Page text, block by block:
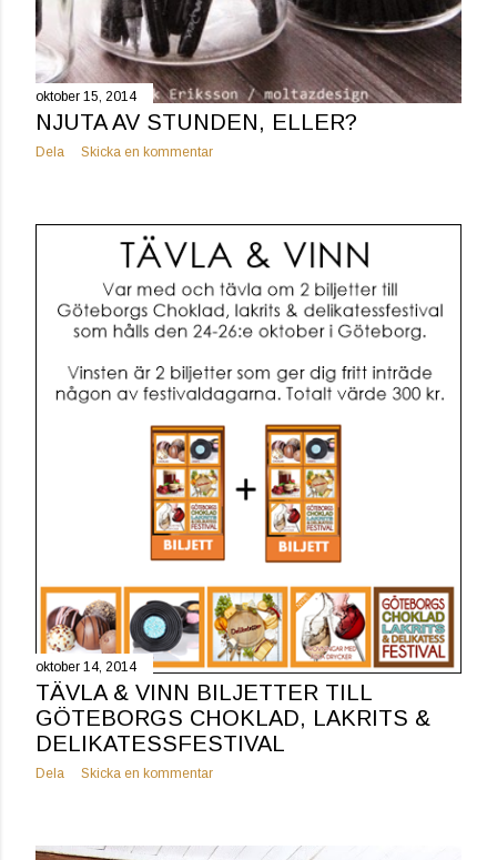
oktober 15, 2014
NJUTA AV STUNDEN, ELLER?
Dela Skicka en kommentar
oktober 14, 2014
TÄVLA & VINN BILJETTER TILL
GÖTEBORGS CHOKLAD, LAKRITS &
DELIKATESSFESTIVAL
Dela Skicka en kommentar